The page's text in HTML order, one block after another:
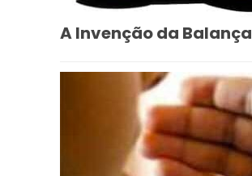
A Invenção da Balança